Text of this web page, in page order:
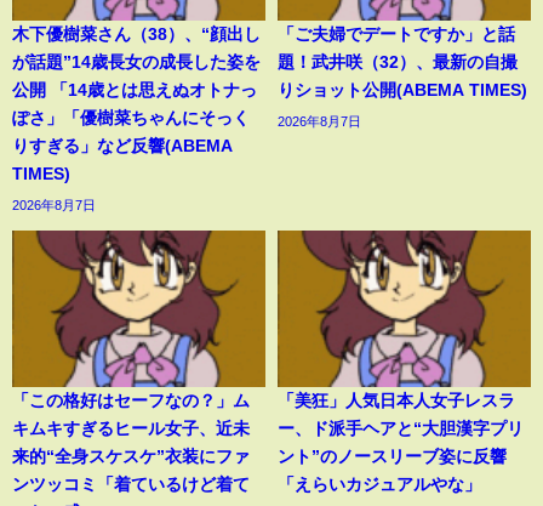
木下優樹菜さん（38）、“顔出し
が話題”14歳長女の成長した姿を
公開 「14歳とは思えぬオトナっ
ぽさ」「優樹菜ちゃんにそっく
りすぎる」など反響(ABEMA
TIMES)
2026年8月7日
「ご夫婦でデートですか」と話
題！武井咲（32）、最新の自撮
りショット公開(ABEMA TIMES)
2026年8月7日
「この格好はセーフなの？」ム
キムキすぎるヒール女子、近未
来的“全身スケスケ”衣装にファ
ンツッコミ「着ているけど着て
「美狂」人気日本人女子レスラ
ー、ド派手ヘアと“大胆漢字プリ
ント”のノースリーブ姿に反響
「えらいカジュアルやな」